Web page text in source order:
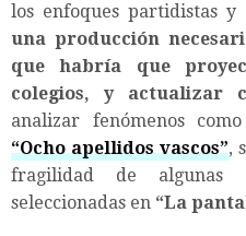
los enfoques partidistas y
una producción
que habría que
colegios, y actualizar
analizar fenómenos
“Ocho apellidos vascos”,
fragilidad de algunas
seleccionadas en “La